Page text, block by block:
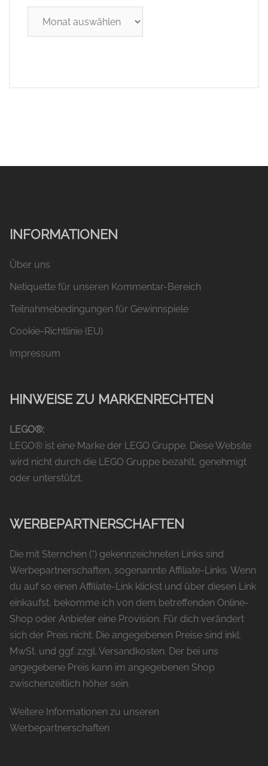
INFORMATIONEN
Über uns
Netiquette für unseren Kommentar-Bereich
Teilnahmebedingungen für Gewinnspiele
Cookie-Richtlinie (EU)
Impressum
HINWEISE ZU MARKENRECHTEN
LEGO®:
LEGO® ist eine Marke der LEGO Gruppe. Diese Website
wird nicht durch die LEGO Gruppe bezahlt, genehmigt
oder unterstützt.
WERBEPARTNERSCHAFTEN
Die mit Sternchen (*) gekennzeichneten Links sind
Werbepartnerschaften, sogenannte Affiliate-Links. Wenn
du auf so einen Affiliate-Link klickst und über diesen Link
einkaufst, bekomme ich von dem betreffenden Online-
Shop oder Anbieter eine Provision. Für dich verändert
sich der Preis nicht. Die angegebenen Preise sind inkl.
MwSt. und ggf. zzgl. Versandkosten. Der bei uns
angegebene Preis kann im angegebenen Shop
zwischenzeitlich höher sein.
Weitere Informationen zu unseren
Werbepartnerschaften